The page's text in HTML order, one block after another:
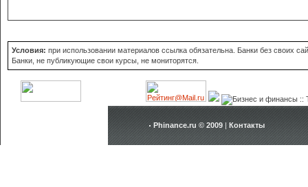
Условия: при использовании материалов ссылка обязательна. Банки без своих
Банки, не публикующие свои курсы, не мониторятся.
Phinance.ru © 2009 | Контакты